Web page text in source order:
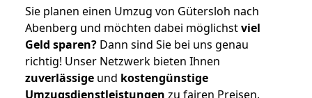
Sie planen einen Umzug von Gütersloh nach
Abenberg und möchten dabei möglichstviel
Geld sparen? Dann sind Sie bei uns genau
richtig! Unser Netzwerk bieten Ihnen
zuverlässige und kostengünstige
Umzugsdienstleistungen zu fairen Preisen,